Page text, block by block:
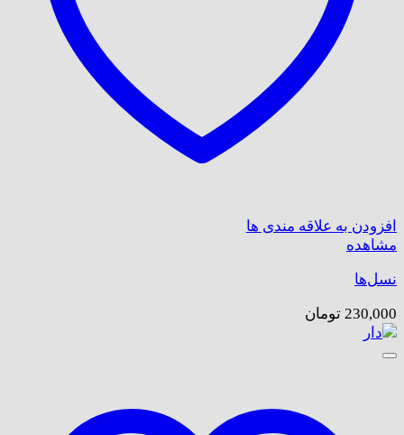
افزودن به علاقه مندی ها
مشاهده
نسل‌ها
230,000 تومان